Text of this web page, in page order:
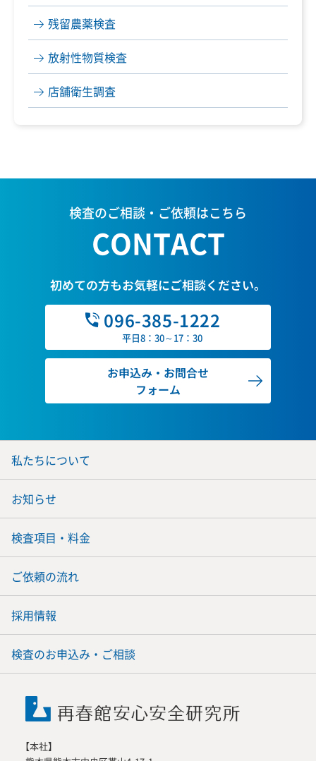
残留農薬検査
放射性物質検査
店舗衛生調査
検査のご相談・ご依頼はこちら
CONTACT
初めての方もお気軽にご相談ください。
096-385-1222
平日8：30～17：30
お申込み・お問合せ
フォーム
私たちについて
お知らせ
検査項目・料金
ご依頼の流れ
採用情報
検査のお申込み・ご相談
【本社】